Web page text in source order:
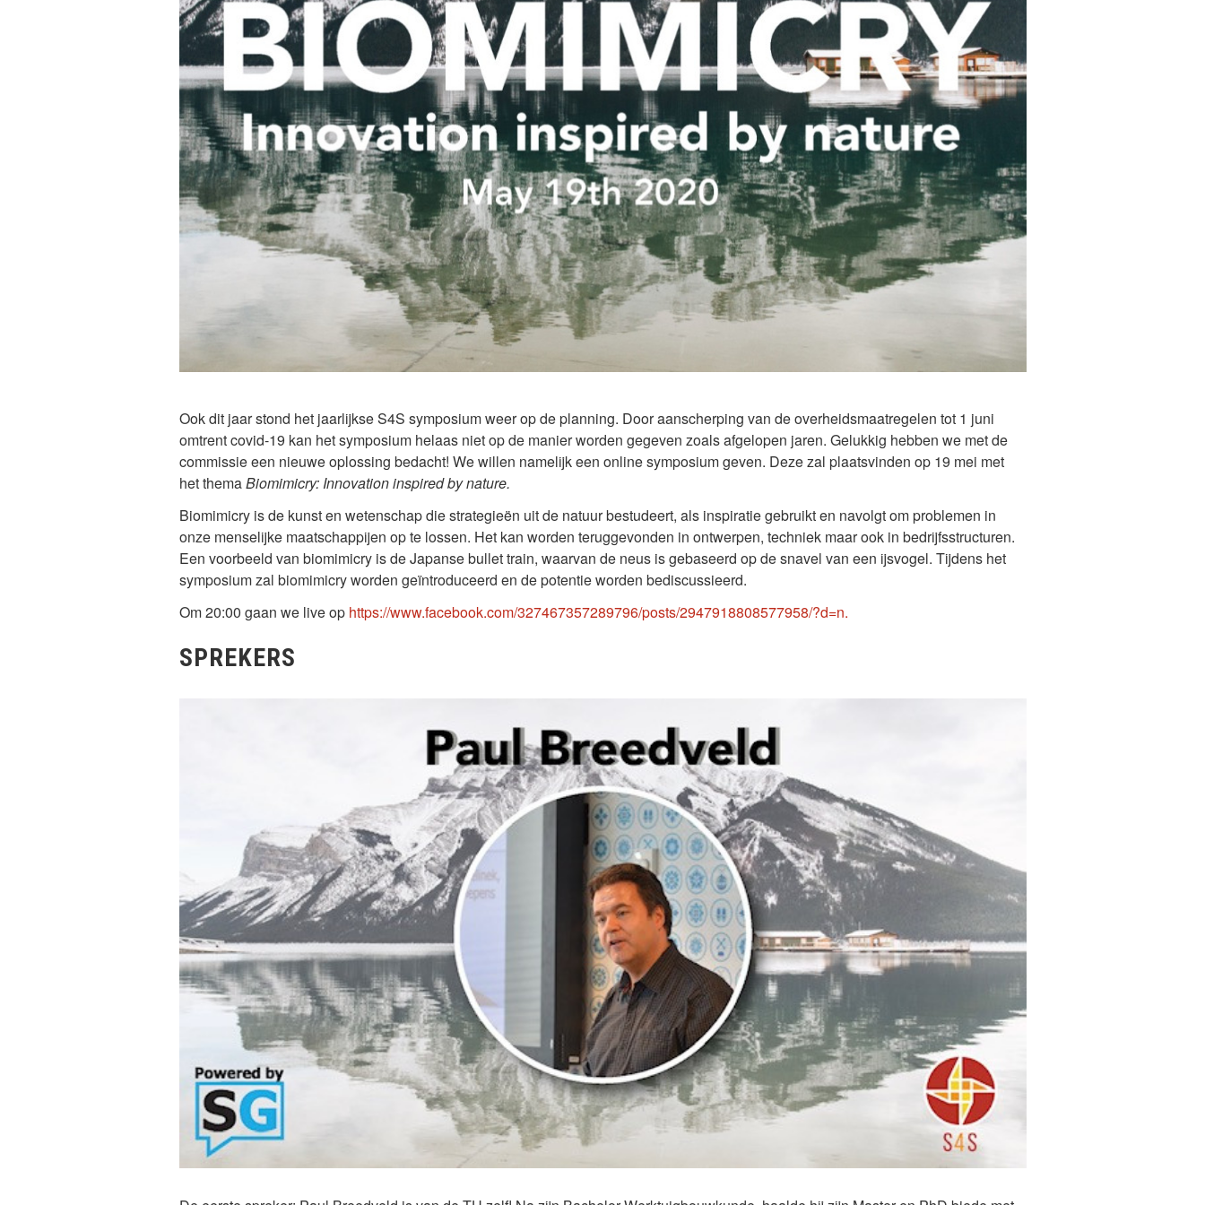
Ook dit jaar stond het jaarlijkse S4S symposium weer op de planning. Door aanscherping van de overheidsmaatregelen tot 1 juni
omtrent covid-19 kan het symposium helaas niet op de manier worden gegeven zoals afgelopen jaren. Gelukkig hebben we met de
commissie een nieuwe oplossing bedacht! We willen namelijk een online symposium geven. Deze zal plaatsvinden op 19 mei met
het themaBiomimicry: Innovation inspired by nature.
Biomimicry is de kunst en wetenschap die strategieën uit de natuur bestudeert, als inspiratie gebruikt en navolgt om problemen in
onze menselijke maatschappijen op te lossen. Het kan worden teruggevonden in ontwerpen, techniek maar ook in bedrijfsstructuren.
Een voorbeeld van biomimicry is de Japanse bullet train, waarvan de neus is gebaseerd op de snavel van een ijsvogel. Tijdens het
symposium zal biomimicry worden geïntroduceerd en de potentie worden bediscussieerd.
Om 20:00 gaan we live op https://www.facebook.com/327467357289796/posts/2947918808577958/?d=n.
SPREKERS